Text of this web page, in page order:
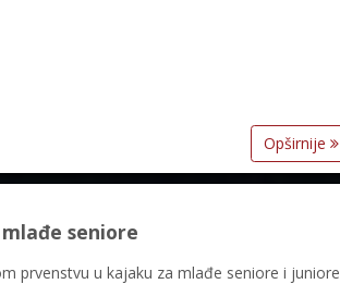
Opširnije
seniore
prvenstvu u kajaku za mlađe seniore i juniore